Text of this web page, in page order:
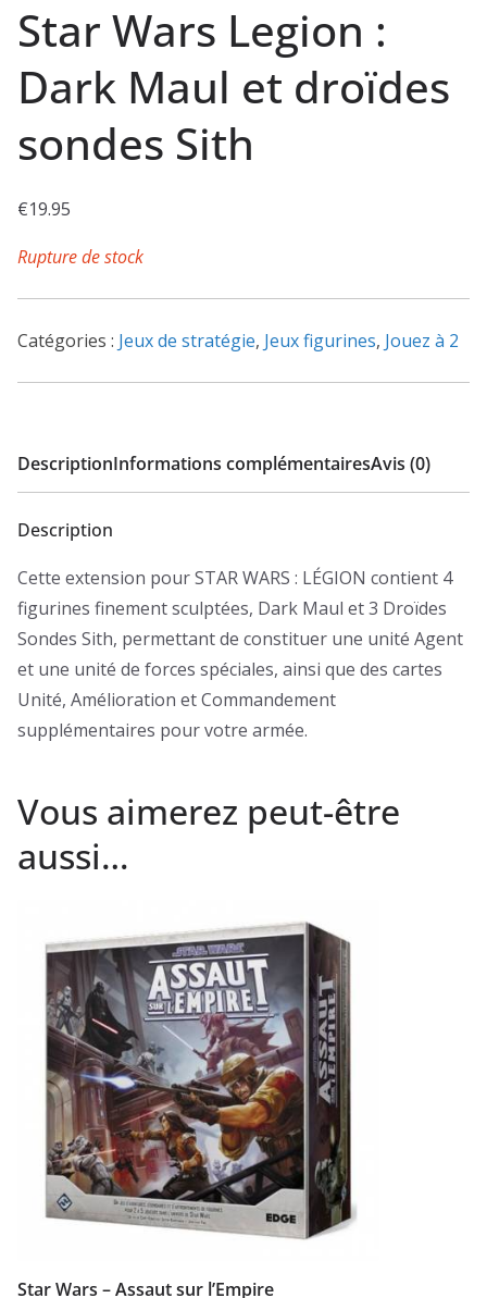
Star Wars Legion :
Dark Maul et droïdes
sondes Sith
€19.95
Rupture de stock
Catégories : Jeux de stratégie, Jeux figurines, Jouez à 2
DescriptionInformations complémentairesAvis (0)
Description
Cette extension pour STAR WARS : LÉGION contient 4
figurines finement sculptées, Dark Maul et 3 Droïdes
Sondes Sith, permettant de constituer une unité Agent
et une unité de forces spéciales, ainsi que des cartes
Unité, Amélioration et Commandement
supplémentaires pour votre armée.
Vous aimerez peut-être
aussi…
Star Wars – Assaut sur l’Empire